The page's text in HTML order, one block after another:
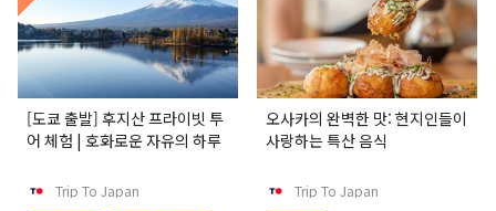
[도쿄 출발] 후지산 프라이빗 투
어 체험 | 호화로운 자유의 하루
Trip To Japan
오사카의 완벽한 맛: 현지인들이
사랑하는 특산 음식
Trip To Japan